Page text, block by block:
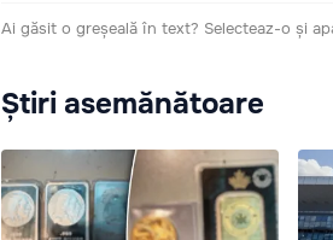
Ai găsit o greșeală în text? Selecteaz-o și
Știri asemănătoare